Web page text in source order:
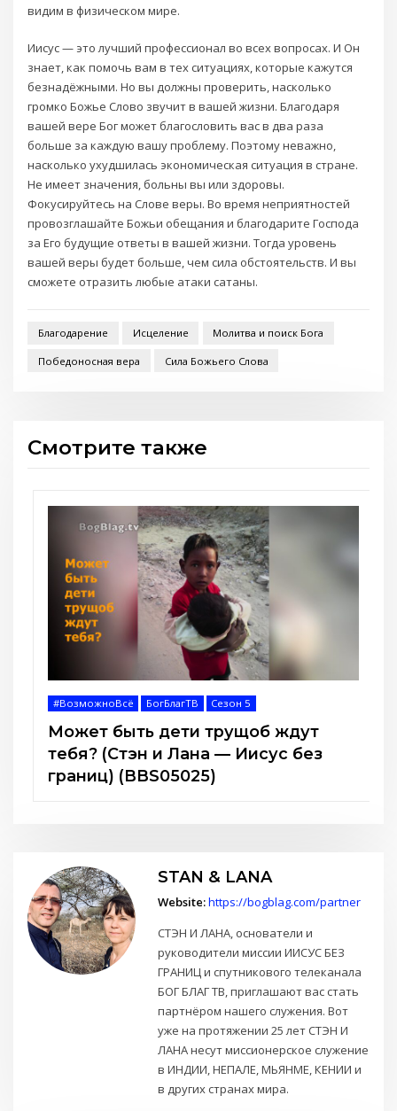
видим в физическом мире.
Иисус — это лучший профессионал во всех вопросах. И Он
знает, как помочь вам в тех ситуациях, которые кажутся
безнадёжными. Но вы должны проверить, насколько
громко Божье Слово звучит в вашей жизни. Благодаря
вашей вере Бог может благословить вас в два раза
больше за каждую вашу проблему. Поэтому неважно,
насколько ухудшилась экономическая ситуация в стране.
Не имеет значения, больны вы или здоровы.
Фокусируйтесь на Слове веры. Во время неприятностей
провозглашайте Божьи обещания и благодарите Господа
за Его будущие ответы в вашей жизни. Тогда уровень
вашей веры будет больше, чем сила обстоятельств. И вы
сможете отразить любые атаки сатаны.
Благодарение Исцеление Молитва и поиск Бога
Победоносная вера Сила Божьего Слова
Смотрите также
#ВозможноВсё БогБлагТВ Сезон 4
Можно ли изменить судьбу? (Стэн
и Лана — Иисус без границ)
(BBS04024)
STAN & LANA
Website:https://bogblag.com/partner
СТЭН И ЛАНА, основатели и
руководители миссии ИИСУС БЕЗ
ГРАНИЦ и спутникового телеканала
БОГ БЛАГ ТВ, приглашают вас стать
партнёром нашего служения. Вот
уже на протяжении 25 лет СТЭН И
ЛАНА несут миссионерское служение
в ИНДИИ, НЕПАЛЕ, МЬЯНМЕ, КЕНИИ и
в других странах мира.